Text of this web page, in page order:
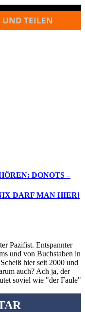
UND TEILEN
DONOTS –
DARF MAN HIER!
Pazifist. Entspannter
und von Buchstaben in
hier seit 2000 und
auch? Ach ja, der
soviel wie "der Faule"